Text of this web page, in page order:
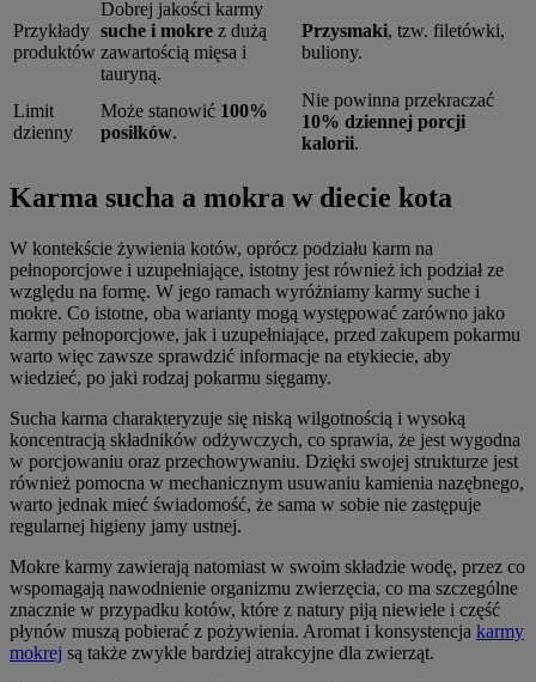
Przykłady
produktów
Dobrej jakości karmy
suche i mokre z dużą
zawartością mięsa i
tauryną.
Przysmaki, tzw. filetówki,
buliony.
Limit
dzienny
Może stanowić 100%
posiłków.
Nie powinna przekraczać
10% dziennej porcji
kalorii.
Karma sucha a mokra w diecie kota
W kontekście żywienia kotów, oprócz podziału karm na
pełnoporcjowe i uzupełniające, istotny jest również ich podział ze
względu na formę. W jego ramach wyróżniamy karmy suche i
mokre. Co istotne, oba warianty mogą występować zarówno jako
karmy pełnoporcjowe, jak i uzupełniające, przed zakupem pokarmu
warto więc zawsze sprawdzić informacje na etykiecie, aby
wiedzieć, po jaki rodzaj pokarmu sięgamy.
Sucha karma charakteryzuje się niską wilgotnością i wysoką
koncentracją składników odżywczych, co sprawia, że jest wygodna
w porcjowaniu oraz przechowywaniu. Dzięki swojej strukturze jest
również pomocna w mechanicznym usuwaniu kamienia nazębnego,
warto jednak mieć świadomość, że sama w sobie nie zastępuje
regularnej higieny jamy ustnej.
Mokre karmy zawierają natomiast w swoim składzie wodę, przez co
wspomagają nawodnienie organizmu zwierzęcia, co ma szczególne
znacznie w przypadku kotów, które z natury piją niewiele i część
płynów muszą pobierać z pożywienia. Aromat i konsystencja karmy
mokrej są także zwykle bardziej atrakcyjne dla zwierząt.